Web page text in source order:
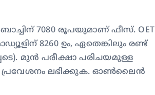
7080 രൂപയുമാണ് ഫീസ്. OET
8260 ഉം, ഏതെങ്കിലും രണ്ട്
മുന്‍ പരീക്ഷാ പരിചയമുള്ള
പ്രവേശനം ലഭിക്കുക. ഓണ്‍ലൈന്‍